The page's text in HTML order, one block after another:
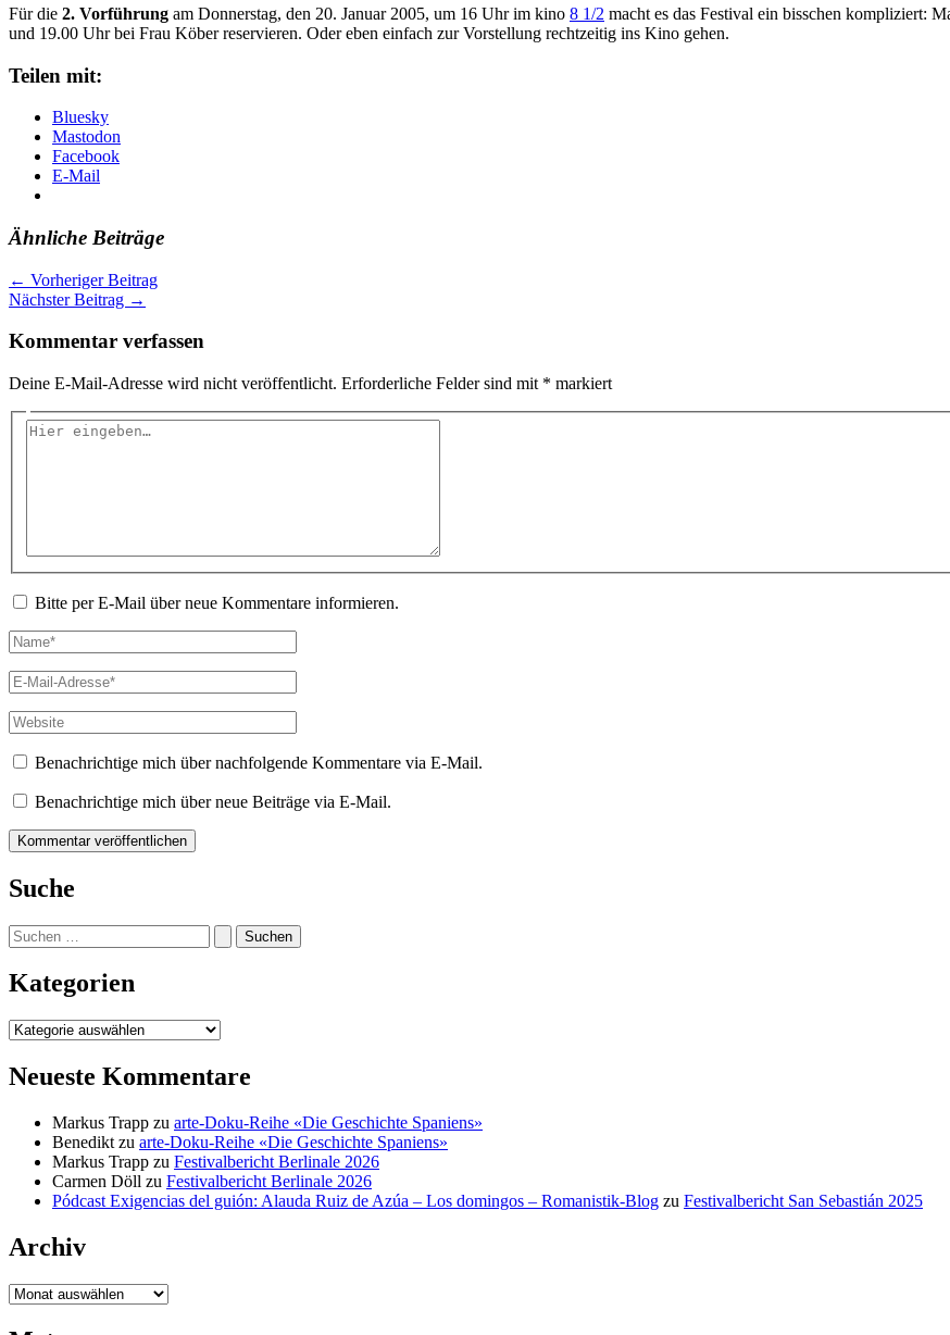
Für die 2. Vorführung am Donnerstag, den 20. Januar 2005, um 16 Uhr im kino 8 1/2 macht es das Festival ein bisschen kompliziert:
und 19.00 Uhr bei Frau Köber reservieren. Oder eben einfach zur Vorstellung rechtzeitig ins Kino gehen.
Teilen mit:
Bluesky
Mastodon
Facebook
E-Mail
Ähnliche Beiträge
← Vorheriger Beitrag
Nächster Beitrag →
Kommentar verfassen
Deine E-Mail-Adresse wird nicht veröffentlicht. Erforderliche Felder sind mit * markiert
Hier
Bitte per E-Mail über neue Kommentare informieren.
Name*
E-
Mail-
Adresse*
Website
Benachrichtige mich über nachfolgende Kommentare via E-Mail.
Benachrichtige mich über neue Beiträge via E-Mail.
Suche
Suchen
nach:
Kategorien
Kategorien
Neueste Kommentare
Markus Trapp zu arte-Doku-Reihe «Die Geschichte Spaniens»
Benedikt zu arte-Doku-Reihe «Die Geschichte Spaniens»
Markus Trapp zu Festivalbericht Berlinale 2026
Carmen Döll zu Festivalbericht Berlinale 2026
Pódcast Exigencias del guión: Alauda Ruiz de Azúa – Los domingos – Romanistik-Blog zu Festivalbericht San Sebastián 2025
Archiv
Archiv